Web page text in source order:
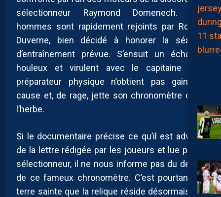
sélectionneur Raymond Domenech. Les
hommes sont rapidement rejoints par Robert
Duverne, bien décidé à honorer la séance
d’entraînement prévue. S’ensuit un échange
houleux et virulent avec le capitaine : le
préparateur physique n’obtient pas gain de
cause et, de rage, jette son chronomètre dans
l’herbe.
Si le documentaire précise ce qu’il est advenu
de la lettre rédigée par les joueurs et lue par le
sélectionneur, il ne nous informe pas du destin
de ce fameux chronomètre. C’est pourtant en
terre sainte que la relique réside désormais. En